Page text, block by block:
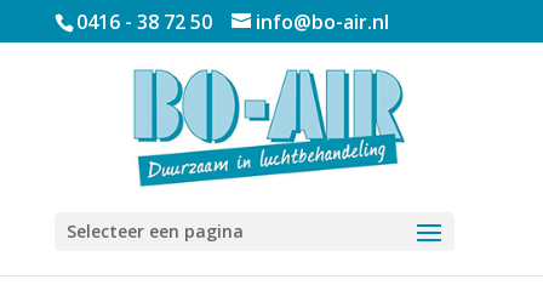
0416 - 38 72 50 info@bo-air.nl
Selecteer een pagina